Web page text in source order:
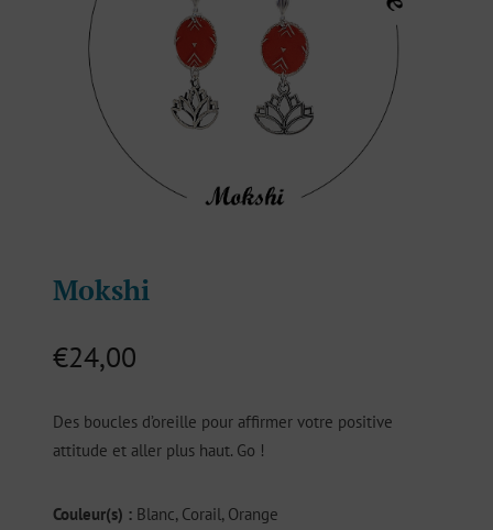
Mokshi
€24,00
Des boucles d’oreille pour affirmer votre positive
attitude et aller plus haut. Go !
Couleur(s) : Blanc, Corail, Orange